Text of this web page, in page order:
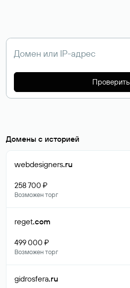
Проверить
Домены с историей
webdesigners.ru
258 700 ₽
Возможен торг
reget.com
499 000 ₽
Возможен торг
gidrosfera.ru